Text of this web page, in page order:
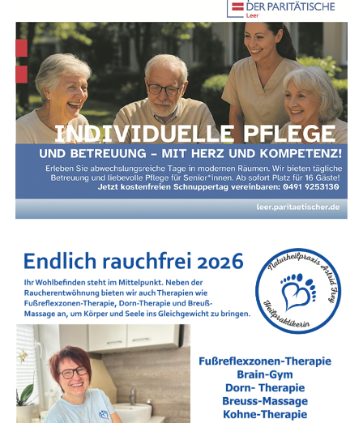
QUEEN MAY ROCK – A Tri­bu­te to Queen
Show­time! QUEEN MAY ROCK zün­det ein Feu­er­
werk aus Queen-Klas­si­kern – vol­ler Gla­mour, Chö­
re und legen­dä­rer Rock-Oper-Momen­te. Eine
Hom­mage an eine der größ­ten Bands aller Zei­ten
– mit dem Anspruch, dem Ori­gi­nal­ge­fühl so nah
wie mög­lich zu kommen.
Der Vor­ver­kauf star­tet zeitnah.
Star­ke Part­ner an Bord
Unter­stützt wird das Fes­ti­val von star­ken Part­nern aus der
Region:
Alli­anz Bohl­mann, Möbel­haus Berg­enthal, DÜRING
Immo­bi­li­en, Kru­se Moden, Men­gers am Markt sowie
online über die Web­site des Ver­an­stal­ters erhältlich.
Anzeige